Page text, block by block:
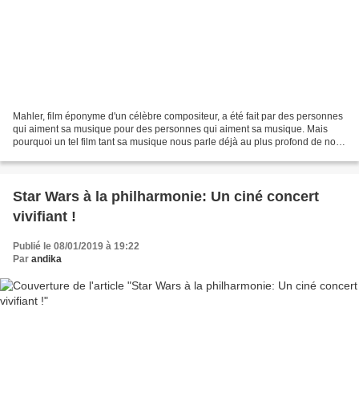
Mahler, film éponyme d'un célèbre compositeur, a été fait par des personnes
qui aiment sa musique pour des personnes qui aiment sa musique. Mais
pourquoi un tel film tant sa musique nous parle déjà au plus profond de nous
Star Wars à la philharmonie: Un ciné concert
vivifiant !
Publié le 08/01/2019 à 19:22
Par andika